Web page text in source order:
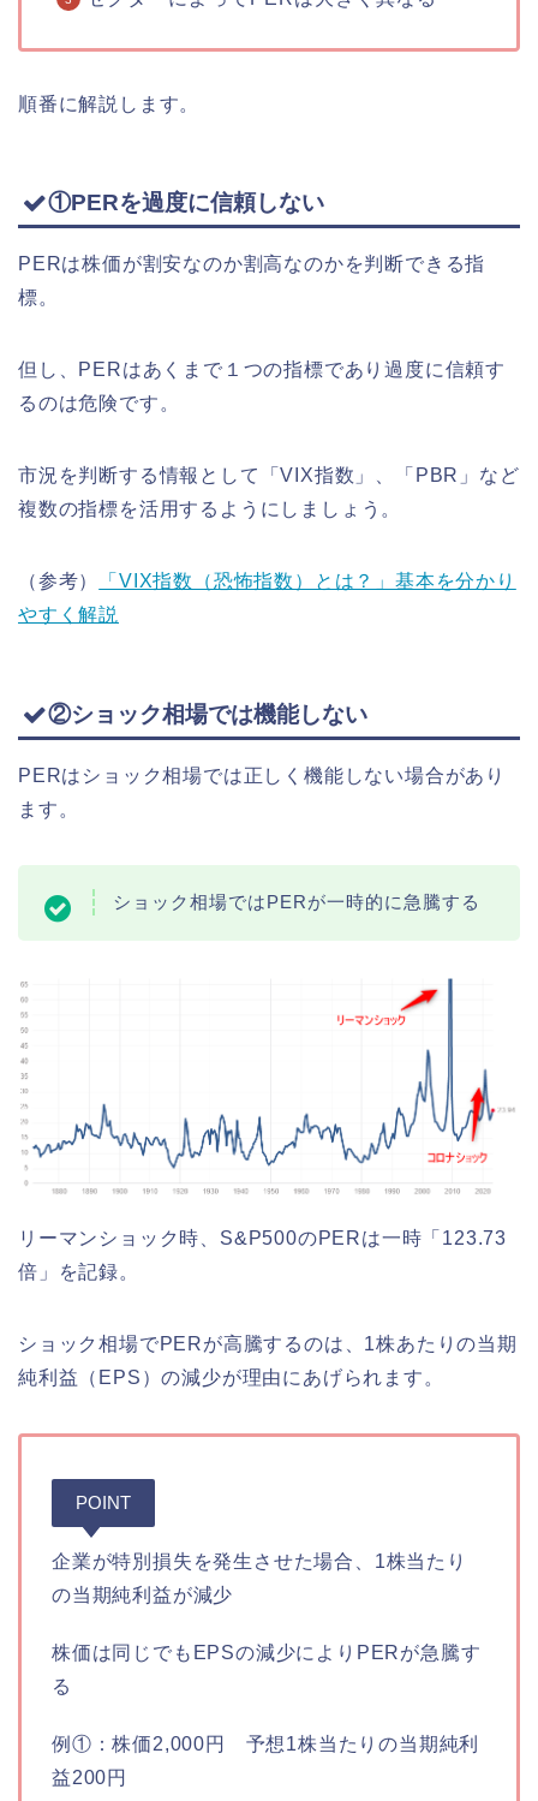
順番に解説します。
①PERを過度に信頼しない
PERは株価が割安なのか割高なのかを判断できる指
標。
但し、PERはあくまで１つの指標であり過度に信頼す
るのは危険です。
市況を判断する情報として「VIX指数」、「PBR」など
複数の指標を活用するようにしましょう。
（参考）
「VIX指数（恐怖指数）とは？」基本を分かり
やすく解説
②ショック相場では機能しない
PERはショック相場では正しく機能しない場合があり
ます。
ショック相場ではPERが一時的に急騰する
リーマンショック時、S&P500のPERは一時「123.73
倍」を記録。
ショック相場でPERが高騰するのは、1株あたりの当期
純利益（EPS）の減少が理由にあげられます。
POINT
企業が特別損失を発生させた場合、1株当たり
の当期純利益が減少
株価は同じでもEPSの減少によりPERが急騰す
る
例①：株価2,000円 予想1株当たりの当期純利
益200円